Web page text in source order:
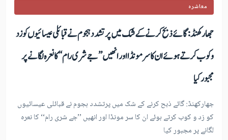
معاشرہ
جھارکھنڈ: گائے ذبح کرنے کے شک میں پرتشدد ہجوم نے قبائلی عیسائیوں کو زد
و کوب کرتے ہوئے ان کا سر مونڈا اور انھیں ’’جے شری رام‘‘ کا نعرہ لگانے پر
مجبور کیا
جھارکھنڈ: گائے ذبح کرنے کے شک میں پرتشدد ہجوم نے قبائلی عیسائیوں
کو زد و کوب کرتے ہوئے ان کا سر مونڈا اور انھیں ’’جے شری رام‘‘ کا نعرہ
لگانے پر مجبور کیا